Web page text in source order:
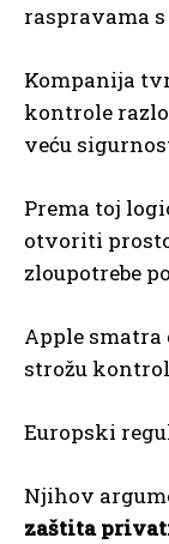
raspravama
Kompanija
kontrole
veću
Prema toj
otvoriti
zloupotrebe
Apple smatra
strožu
Europski
Njihov
zaštita